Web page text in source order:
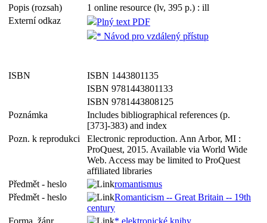
Popis (rozsah)
1 online resource (lv, 395 p.) : ill
Externí odkaz
Plný text PDF
* Návod pro vzdálený přístup
ISBN
ISBN 1443801135
ISBN 9781443801133
ISBN 9781443808125
Poznámka
Includes bibliographical references (p.
[373]-383) and index
Pozn. k reprodukci
Electronic reproduction. Ann Arbor, MI :
ProQuest, 2015. Available via World Wide
Web. Access may be limited to ProQuest
affiliated libraries
Předmět - heslo
romantismus
Předmět - heslo
Romanticism -- Great Britain -- 19th
century
Forma, žánr
* elektronické knihy